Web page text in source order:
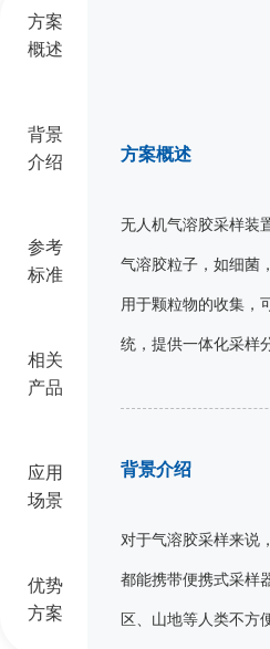
方案
概述
背景
介绍
参考
标准
相关
产品
应用
场景
优势
方案
方案概述
无人机气溶胶采样装
气溶胶粒子，如细菌
用于颗粒物的收集，
统，提供一体化采样
背景介绍
对于气溶胶采样来说
都能携带便携式采样
区、山地等人类不方